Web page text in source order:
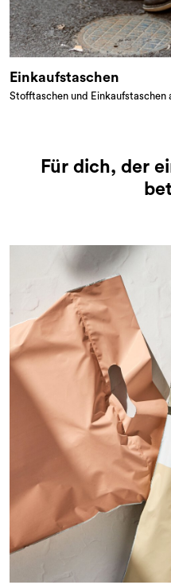
Einkaufstaschen
Stofftaschen und Einkaufstaschen
Für dich, der